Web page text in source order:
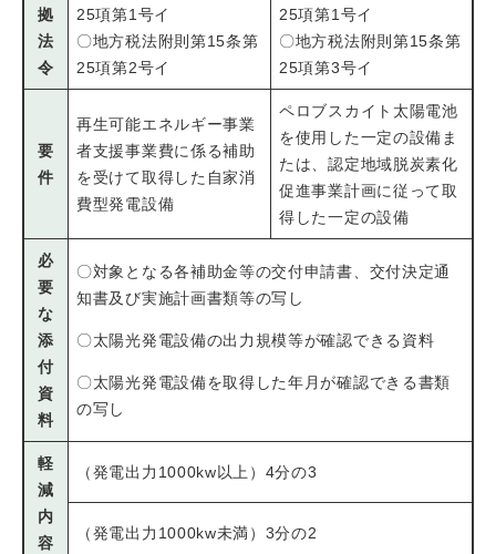
拠
法
令
25項第1号イ
〇地方税法附則第15条第
25項第2号イ
25項第1号イ
〇地方税法附則第15条第
25項第3号イ
要
件
再生可能エネルギー事業
者支援事業費に係る補助
を受けて取得した自家消
費型発電設備
ペロブスカイト太陽電池
を使用した一定の設備ま
たは、認定地域脱炭素化
促進事業計画に従って取
得した一定の設備
必
要
な
添
付
資
料
〇対象となる各補助金等の交付申請書、交付決定通
知書及び実施計画書類等の写し
〇太陽光発電設備の出力規模等が確認できる資料
〇太陽光発電設備を取得した年月が確認できる書類
の写し
軽
減
内
容
（発電出力1000kw以上）4分の3
（発電出力1000kw未満）3分の2